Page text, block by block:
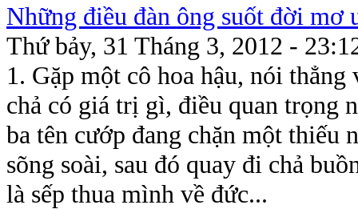
Những điều đàn ông suốt đời mơ
Thứ bảy, 31 Tháng 3, 2012 -
1. Gặp một cô hoa hậu, nói
chả có giá trị gì, điều quan trọng
ba tên cướp đang chặn một thiếu
sõng soài, sau đó quay đi chả
là sếp thua mình về đức...